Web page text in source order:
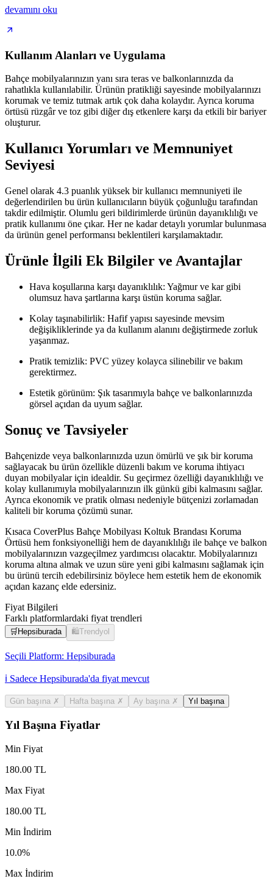
devamını oku
Kullanım Alanları ve Uygulama
Bahçe mobilyalarınızın yanı sıra teras ve balkonlarınızda da
rahatlıkla kullanılabilir. Ürünün pratikliği sayesinde mobilyalarınızı
korumak ve temiz tutmak artık çok daha kolaydır. Ayrıca koruma
örtüsü rüzgâr ve toz gibi diğer dış etkenlere karşı da etkili bir bariyer
oluşturur.
Kullanıcı Yorumları ve Memnuniyet
Seviyesi
Genel olarak 4.3 puanlık yüksek bir kullanıcı memnuniyeti ile
değerlendirilen bu ürün kullanıcıların büyük çoğunluğu tarafından
takdir edilmiştir. Olumlu geri bildirimlerde ürünün dayanıklılığı ve
pratik kullanımı öne çıkar. Her ne kadar detaylı yorumlar bulunmasa
da ürünün genel performansı beklentileri karşılamaktadır.
Ürünle İlgili Ek Bilgiler ve Avantajlar
Hava koşullarına karşı dayanıklılık: Yağmur ve kar gibi
olumsuz hava şartlarına karşı üstün koruma sağlar.
Kolay taşınabilirlik: Hafif yapısı sayesinde mevsim
değişikliklerinde ya da kullanım alanını değiştirmede zorluk
yaşanmaz.
Pratik temizlik: PVC yüzey kolayca silinebilir ve bakım
gerektirmez.
Estetik görünüm: Şık tasarımıyla bahçe ve balkonlarınızda
görsel açıdan da uyum sağlar.
Sonuç ve Tavsiyeler
Bahçenizde veya balkonlarınızda uzun ömürlü ve şık bir koruma
sağlayacak bu ürün özellikle düzenli bakım ve koruma ihtiyacı
duyan mobilyalar için idealdir. Su geçirmez özelliği dayanıklılığı ve
kolay kullanımıyla mobilyalarınızın ilk günkü gibi kalmasını sağlar.
Ayrıca ekonomik ve pratik olması nedeniyle bütçenizi zorlamadan
kaliteli bir koruma çözümü sunar.
Kısaca CoverPlus Bahçe Mobilyası Koltuk Brandası Koruma
Örtüsü hem fonksiyonelliği hem de dayanıklılığı ile bahçe ve balkon
mobilyalarınızın vazgeçilmez yardımcısı olacaktır. Mobilyalarınızı
koruma altına almak ve uzun süre yeni gibi kalmasını sağlamak için
bu ürünü tercih edebilirsiniz böylece hem estetik hem de ekonomik
açıdan kazanç elde edersiniz.
Fiyat Bilgileri
Farklı platformlardaki fiyat trendleri
🛒Hepsiburada 🛍️Trendyol
Seçili Platform: Hepsiburada
ℹ️ Sadece Hepsiburada'da fiyat mevcut
Gün başına ✗ Hafta başına ✗ Ay başına ✗ Yıl başına
Yıl Başına Fiyatlar
Min Fiyat
180.00 TL
Max Fiyat
180.00 TL
Min İndirim
10.0%
Max İndirim